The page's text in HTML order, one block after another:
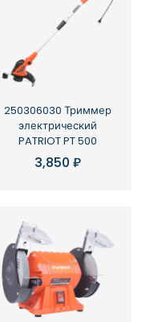
250306030 Триммер
электрический
PATRIOT PT 500
3,850₽